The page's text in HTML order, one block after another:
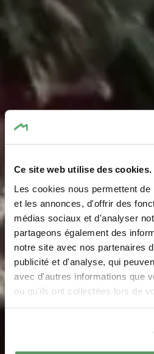
Ce site web utilise des cookies.
Les cookies nous permettent
et les annonces, d'offrir des
médias sociaux et d'analyser
partageons également des
notre site avec nos partenaires
publicité et d'analyse, qui
avec d'autres informations que
ou qu'ils ont collectées lors de
Where? 22, Rue de la